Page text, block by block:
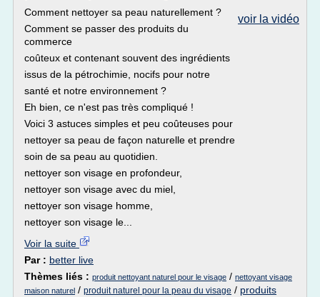
voir la vidéo
Comment nettoyer sa peau naturellement ?
Comment se passer des produits du
commerce
coûteux et contenant souvent des ingrédients
issus de la pétrochimie, nocifs pour notre
santé et notre environnement ?
Eh bien, ce n'est pas très compliqué !
Voici 3 astuces simples et peu coûteuses pour
nettoyer sa peau de façon naturelle et prendre
soin de sa peau au quotidien.
nettoyer son visage en profondeur,
nettoyer son visage avec du miel,
nettoyer son visage homme,
nettoyer son visage le...
Voir la suite
Par : better live
Thèmes liés : produit nettoyant naturel pour le visage / nettoyant visage
maison naturel / produit naturel pour la peau du visage / produits